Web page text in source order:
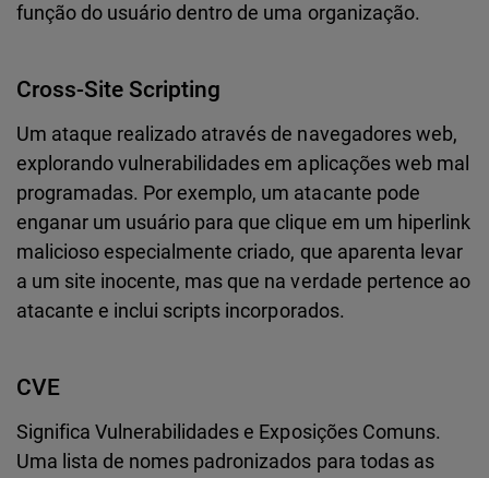
função do usuário dentro de uma organização.
Cross-Site Scripting
Um ataque realizado através de navegadores web,
explorando vulnerabilidades em aplicações web mal
programadas. Por exemplo, um atacante pode
enganar um usuário para que clique em um hiperlink
malicioso especialmente criado, que aparenta levar
a um site inocente, mas que na verdade pertence ao
atacante e inclui scripts incorporados.
CVE
Significa Vulnerabilidades e Exposições Comuns.
Uma lista de nomes padronizados para todas as